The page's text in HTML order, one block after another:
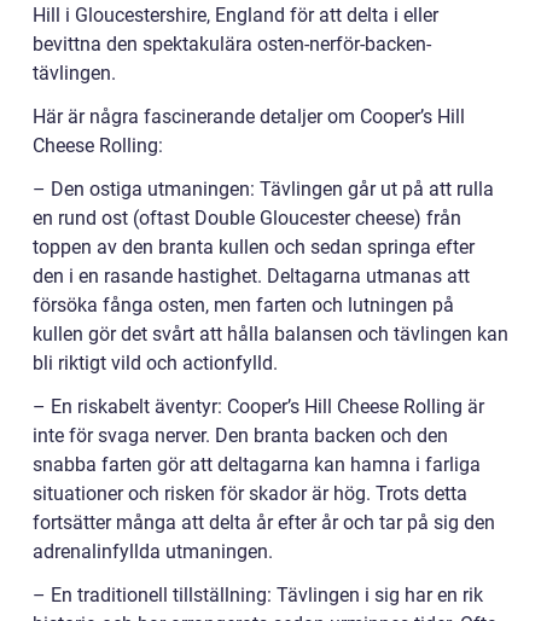
Hill i Gloucestershire, England för att delta i eller
bevittna den spektakulära osten-nerför-backen-
tävlingen.
Här är några fascinerande detaljer om Cooper’s Hill
Cheese Rolling:
– Den ostiga utmaningen: Tävlingen går ut på att rulla
en rund ost (oftast Double Gloucester cheese) från
toppen av den branta kullen och sedan springa efter
den i en rasande hastighet. Deltagarna utmanas att
försöka fånga osten, men farten och lutningen på
kullen gör det svårt att hålla balansen och tävlingen kan
bli riktigt vild och actionfylld.
– En riskabelt äventyr: Cooper’s Hill Cheese Rolling är
inte för svaga nerver. Den branta backen och den
snabba farten gör att deltagarna kan hamna i farliga
situationer och risken för skador är hög. Trots detta
fortsätter många att delta år efter år och tar på sig den
adrenalinfyllda utmaningen.
– En traditionell tillställning: Tävlingen i sig har en rik